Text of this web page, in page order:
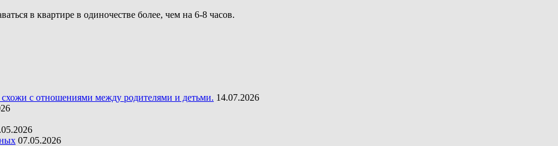
в квартире в одиночестве более, чем на 6-8 часов.
с отношениями между родителями и детьми. 14.07.2026
07.05.2026